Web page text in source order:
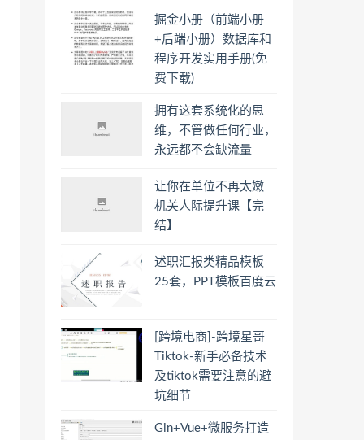
掘金小册（前端小册
+后端小册）数据库和
程序开发实用手册(免
费下载)
拥有这套系统化的思
维，不管做任何行业，
永远都不会缺流量
让你在单位不再太嫩
机关人际提升课【完
结】
述职汇报类精品模板
25套，PPT模板百度云
[跨境电商]-跨境星哥
Tiktok-新手必备技术
及tiktok需要注意的避
坑细节
Gin+Vue+微服务打造